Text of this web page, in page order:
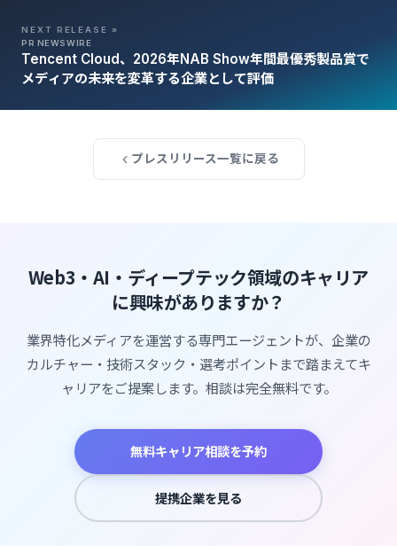
NEXT RELEASE »
PR NEWSWIRE
Tencent Cloud、2026年NAB Show年間最優秀製品賞で
メディアの未来を変革する企業として評価
プレスリリース一覧に戻る
Web3・AI・ディープテック領域のキャリア
に興味がありますか？
業界特化メディアを運営する専門エージェントが、企業の
カルチャー・技術スタック・選考ポイントまで踏まえてキ
ャリアをご提案します。相談は完全無料です。
無料キャリア相談を予約
提携企業を見る